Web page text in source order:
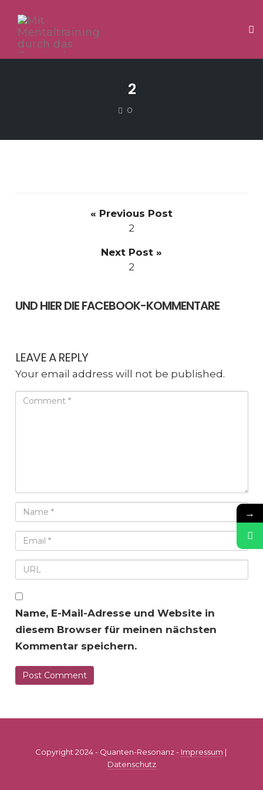
2
0
« Previous Post
2
Next Post »
2
UND HIER DIE FACEBOOK-KOMMENTARE
LEAVE A REPLY
Your email address will not be published.
Name, E-Mail-Adresse und Website in
diesem Browser für meinen nächsten
Kommentar speichern.
Copyright 2024 - Quanten-Resonanz - Impressum |
Datenschutz
→